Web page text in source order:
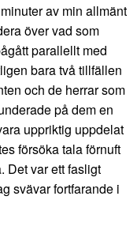
av min allmänt
över vad som
parallellt med
bara två tillfällen
och de herrar som
på dem en
uppriktig uppdelat
försöka tala förnuft
Det var ett fasligt
svävar fortfarande i